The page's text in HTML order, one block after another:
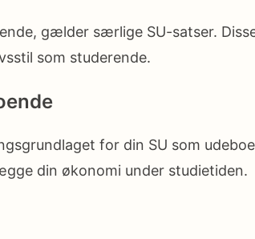
gælder særlige SU-satser.
som studerende.
for din SU som
din økonomi under studietiden.